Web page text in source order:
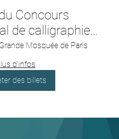
Concours
de calligraphie
édition - 2026
Grande Mosquée de Paris
d'infos
des billets